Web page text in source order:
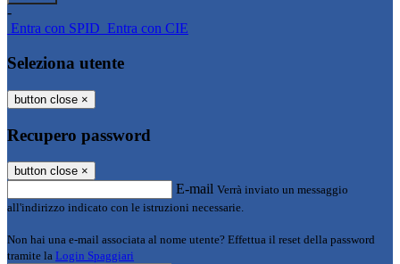
-
Entra con SPID Entra con CIE
Seleziona utente
button close ×
Recupero password
button close ×
E-mail Verrà inviato un messaggio
all'indirizzo indicato con le istruzioni necessarie.
Non hai una e-mail associata al nome utente? Effettua il reset della password
tramite la Login Spaggiari